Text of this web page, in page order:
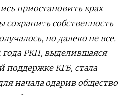
приостановить крах
собственность
но далеко не все.
года РКП, выделившаяся
поддержке КГБ, стала
начала одарив общество